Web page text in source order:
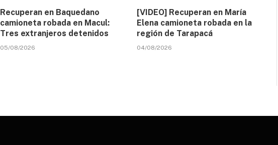
Recuperan en Baquedano
camioneta robada en Macul:
Tres extranjeros detenidos
05/08/2026
[VIDEO] Recuperan en María
Elena camioneta robada en la
región de Tarapacá
04/08/2026